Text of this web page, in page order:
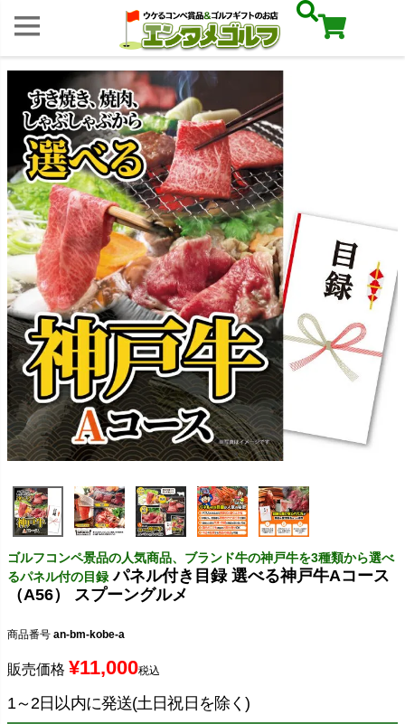
ゴルフコンペ景品の人気商品、ブランド牛の神戸牛を3種類から選べ
るパネル付の目録 パネル付き目録 選べる神戸牛Aコース
（A56） スプーングルメ
商品番号 an-bm-kobe-a
販売価格 ¥11,000税込
1～2日以内に発送(土日祝日を除く)